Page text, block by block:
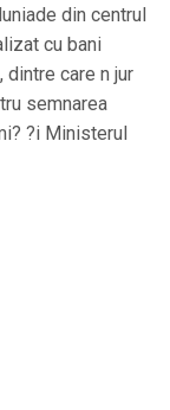
din centrul
cu bani
dintre care n jur
semnarea
?i Ministerul